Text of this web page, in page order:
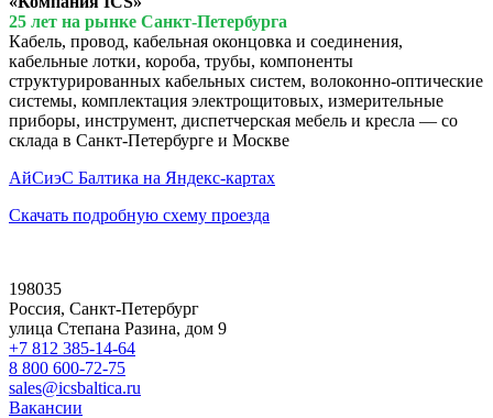
25 лет на рынке Санкт-Петербурга
Кабель, провод, кабельная оконцовка и соединения,
кабельные лотки, короба, трубы, компоненты
структурированных кабельных систем, волоконно-оптические
системы, комплектация электрощитовых, измерительные
приборы, инструмент, диспетчерская мебель и кресла — со
склада в Санкт-Петербурге и Москве
АйСиэС Балтика на Яндекс-картах
Скачать подробную схему проезда
198035
Россия, Санкт-Петербург
улица Степана Разина, дом 9
+7 812 385-14-64
8 800 600-72-75
sales@icsbaltica.ru
Вакансии